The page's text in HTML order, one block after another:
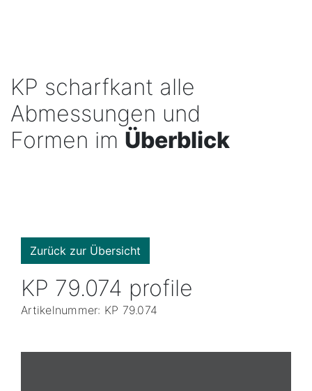
KP scharfkant alle
Abmessungen und
Formen im Überblick
Zurück zur Übersicht
KP 79.074 profile
Artikelnummer: KP 79.074